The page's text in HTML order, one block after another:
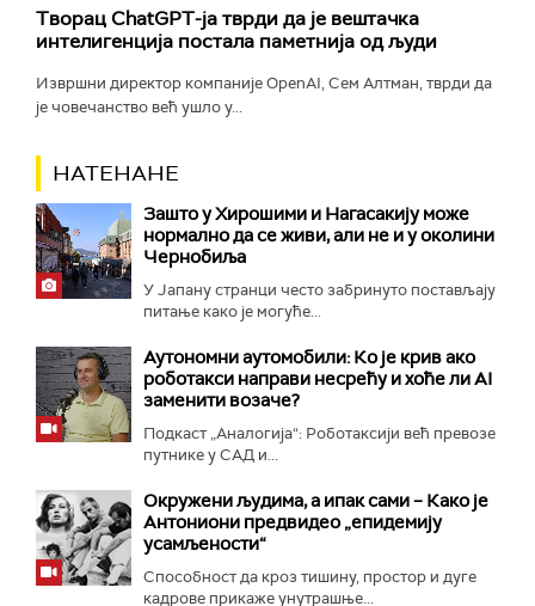
Творац ChatGPT-ја тврди да је вештачка
интелигенција постала паметнија од људи
Извршни директор компаније OpenAI, Сем Алтман, тврди да
је човечанство већ ушло у...
НАТЕНАНЕ
Зашто у Хирошими и Нагасакију може
нормално да се живи, али не и у околини
Чернобиља
У Јапану странци често забринуто постављају
питање како је могуће...
Аутономни аутомобили: Ко је крив ако
роботакси направи несрећу и хоће ли AI
заменити возаче?
Подкаст „Аналогија“: Роботаксији већ превозе
путнике у САД и...
Окружени људима, а ипак сами – Како је
Антониони предвидео „епидемију
усамљености“
Способност да кроз тишину, простор и дуге
кадрове прикаже унутрашње...